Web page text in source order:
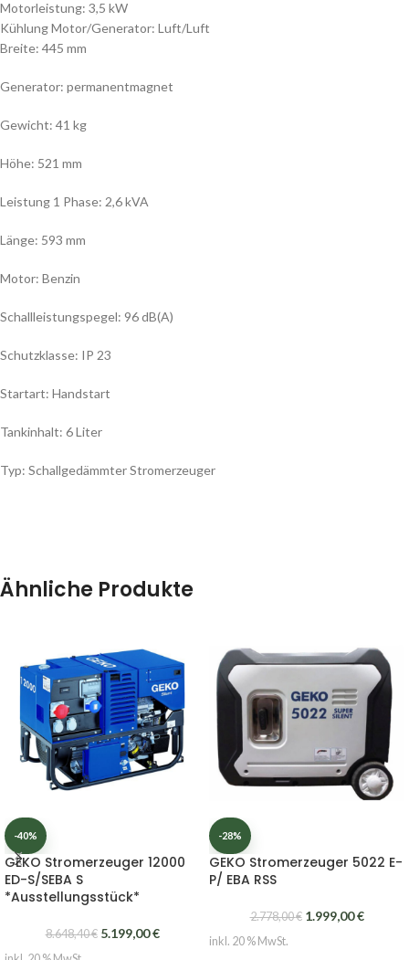
Motorleistung: 3,5 kW
Kühlung Motor/Generator: Luft/Luft
Breite: 445 mm
Generator: permanentmagnet
Gewicht: 41 kg
Höhe: 521 mm
Leistung 1 Phase: 2,6 kVA
Länge: 593 mm
Motor: Benzin
Schallleistungspegel: 96 dB(A)
Schutzklasse: IP 23
Startart: Handstart
Tankinhalt: 6 Liter
Typ: Schallgedämmter Stromerzeuger
Ähnliche Produkte
-40%
GEKO Stromerzeuger 12000
ED-S/SEBA S
*Ausstellungsstück*
8.648,40€ 5.199,00€
-28%
GEKO Stromerzeuger 5022 E-
P/ EBA RSS
2.778,00€ 1.999,00€
inkl. 20 % MwSt.